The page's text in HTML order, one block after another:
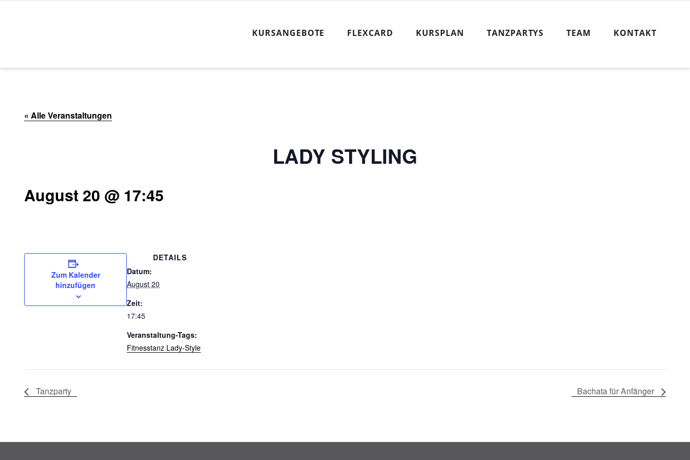
KURSANGEBOTE FLEXCARD KURSPLAN TANZPARTYS TEAM KONTAKT
« Alle Veranstaltungen
LADY STYLING
August 20 @ 17:45
Zum Kalender
hinzufügen
DETAILS
Datum:
August 20
Zeit:
17:45
Veranstaltung-Tags:
Fitnesstanz Lady-Style
Tanzparty Bachata für Anfänger